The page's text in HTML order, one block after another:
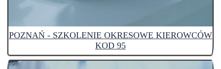
POZNAŃ - SZKOLENIE OKRESOWE KIEROWCÓW
KOD 95